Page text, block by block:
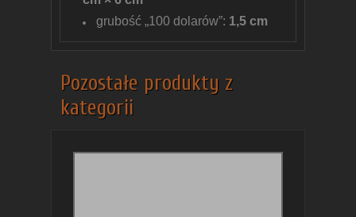
grubość „100 dolarów”: 1,5 cm
Pozostałe produkty z
kategorii